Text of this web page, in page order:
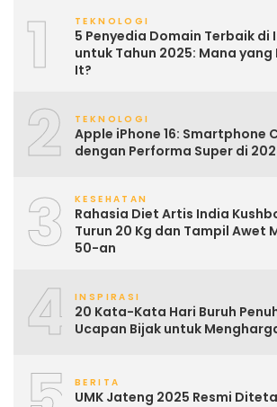
1 TEKNOLOGI
5 Penyedia Domain Terbaik di
untuk Tahun 2025: Mana
It?
2 TEKNOLOGI
Apple iPhone 16: Smartphone
dengan Performa Super di
3 KESEHATAN
Rahasia Diet Artis India
Turun 20 Kg dan Tampil Awet
50-an
4 INSPIRASI
20 Kata-Kata Hari Buruh
Ucapan Bijak untuk
BERITA
UMK Jateng 2025 Resmi